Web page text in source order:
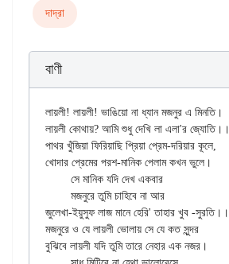
দাদ্‌রা
বাণী
লায়লী! লায়লী! ভাঙিয়ো না ধ্যান মজনুর এ মিনতি।
লায়লী কোথায়? আমি শুধু দেখি লা এলা'র জ্যোতি।।
পাথর খুঁজিয়া ফিরিয়াছি প্রিয়া প্রেম-দরিয়ার কূলে,
খোদার প্রেমের পরশ-মানিক পেলাম কখন ভুলে।
জুলেখা-ইয়ুসুফ লাজ মানে হেরি' তাহার খুব -সুরতি।।
মজনুরে ও যে লায়লী ভোলায় সে যে কত সুন্দর
বুঝিবে লায়লী যদি তুমি তারে নেহার এক নজর।